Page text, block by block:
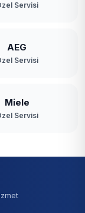
Servisi
AEG
Servisi
Miele
Servisi